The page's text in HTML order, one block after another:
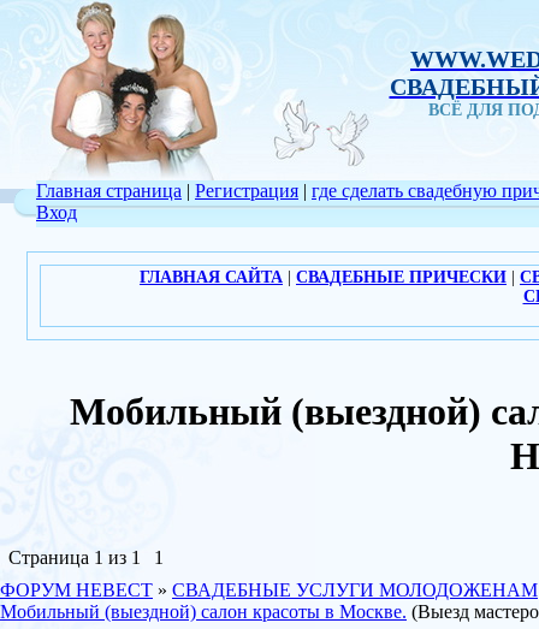
ВСЁ ДЛЯ
Главная страница | Регистрация |
Вход
где сделать свадебную
ГЛАВНАЯ САЙТА СВАДЕБНЫЕ ПРИЧЕСКИ
Мобильный (выездной)
Страница 1 из 1
1
ФОРУМ НЕВЕСТ » СВАДЕБНЫЕ УСЛУГИ МОЛОДОЖЕНАМ
Мобильный (выездной) салон красоты в Москве. (Выезд